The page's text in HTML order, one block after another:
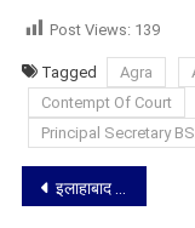
Post Views: 139
Tagged Agra
Contempt Of Court
Principal Secretary
Post
इलाहाबाद हाईकोर्ट ने कहा फाइनल रिपोर्ट खारिज़ करने के बाद आरोपी को सम्मन जारी करना गंभीर मामला